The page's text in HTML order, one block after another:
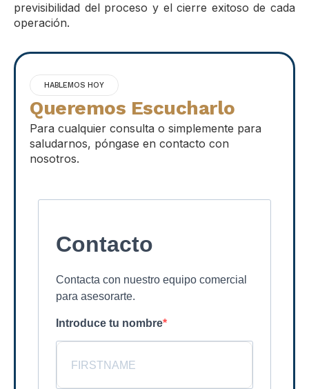
previsibilidad del proceso y el cierre exitoso de cada
operación.
HABLEMOS HOY
Queremos Escucharlo
Para cualquier consulta o simplemente para
saludarnos, póngase en contacto con
nosotros.
Contacto
Contacta con nuestro equipo comercial
para asesorarte.
Introduce tu nombre